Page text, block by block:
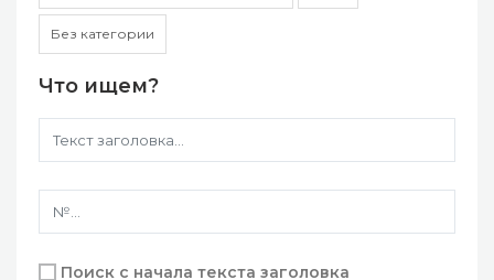
Без категории
Что ищем?
Поиск с начала текста заголовка